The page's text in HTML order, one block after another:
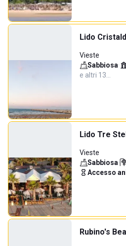
Lido
Vieste
Sabbiosa·
e altri 13…
Lido Tre
Vieste
Sabbiosa·
Accesso
Rubino's